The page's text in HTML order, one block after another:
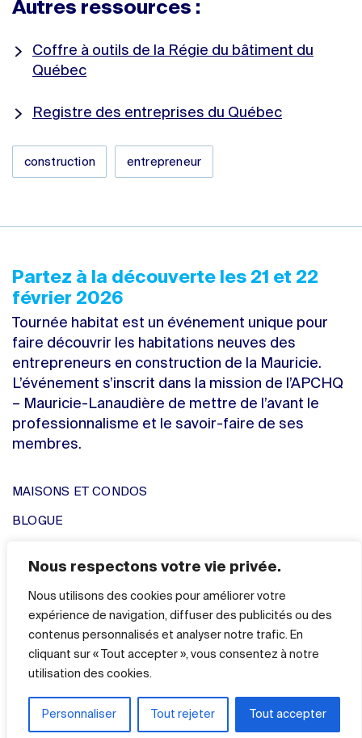
Nous respectons votre vie privée.
Nous utilisons des cookies pour améliorer votre
expérience de navigation, diffuser des publicités ou des
contenus personnalisés et analyser notre trafic. En
cliquant sur « Tout accepter », vous consentez à notre
utilisation des cookies.
Personnaliser Tout rejeter Tout accepter
Autres ressources :
Coffre à outils de la Régie du bâtiment du
Québec
Registre des entreprises du Québec
construction entrepreneur
Partez à la découverte les 21 et 22
février 2026
Tournée habitat est un événement unique pour
faire découvrir les habitations neuves des
entrepreneurs en construction de la Mauricie.
L’événement s’inscrit dans la mission de l’APCHQ
– Mauricie-Lanaudière de mettre de l’avant le
professionnalisme et le savoir-faire de ses
membres.
MAISONS ET CONDOS
BLOGUE
© 2026 Tournée habitat.Tous droits réservés.
Une initiative de